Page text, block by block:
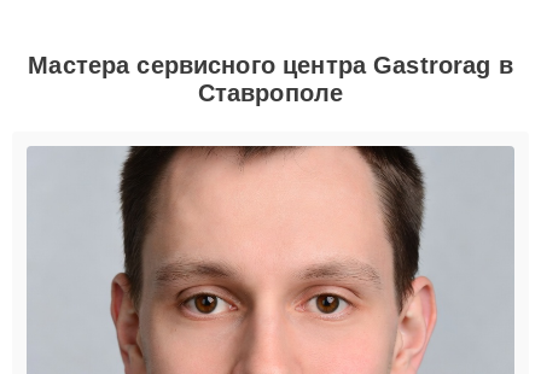
Мастера сервисного центра Gastrorag в
Ставрополе